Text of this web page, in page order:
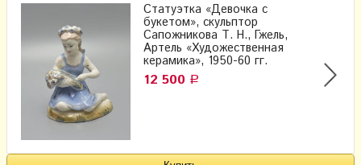
Статуэтка «Девочка с
букетом», скульптор
Сапожникова Т. Н., Гжель,
Артель «Художественная
керамика», 1950-60 гг.
12 500 Р